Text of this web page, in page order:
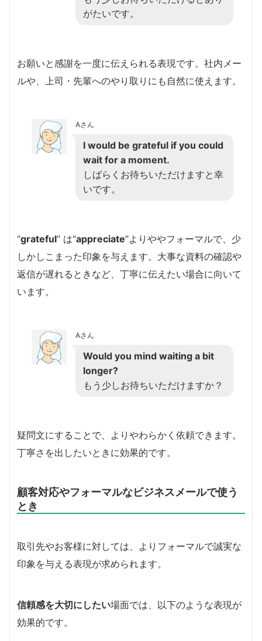
がたいです。
お願いと感謝を一度に伝えられる表現です。社内メー
ルや、上司・先輩へのやり取りにも自然に使えます。
Aさん
I would be grateful if you could
wait for a moment.
しばらくお待ちいただけますと幸
いです。
“grateful” は“appreciate”よりややフォーマルで、少
しかしこまった印象を与えます。大事な資料の確認や
返信が遅れるときなど、丁寧に伝えたい場合に向いて
います。
Aさん
Would you mind waiting a bit
longer?
もう少しお待ちいただけますか？
疑問文にすることで、よりやわらかく依頼できます。
丁寧さを出したいときに効果的です。
顧客対応やフォーマルなビジネスメールで使う
とき
取引先やお客様に対しては、よりフォーマルで誠実な
印象を与える表現が求められます。
信頼感を大切にしたい場面では、以下のような表現が
効果的です。